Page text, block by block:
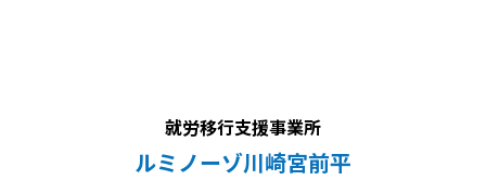
就労移行支援事業所
ルミノーゾ川崎宮前平